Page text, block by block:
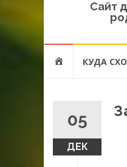
Сайт
ГЛАВНАЯ
КУДА
05
ДЕК